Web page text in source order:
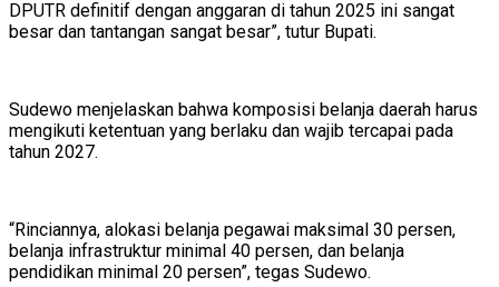
DPUTR definitif dengan anggaran di tahun 2025 ini sangat
besar dan tantangan sangat besar”, tutur Bupati.
Sudewo menjelaskan bahwa komposisi belanja daerah harus
mengikuti ketentuan yang berlaku dan wajib tercapai pada
tahun 2027.
“Rinciannya, alokasi belanja pegawai maksimal 30 persen,
belanja infrastruktur minimal 40 persen, dan belanja
pendidikan minimal 20 persen”, tegas Sudewo.